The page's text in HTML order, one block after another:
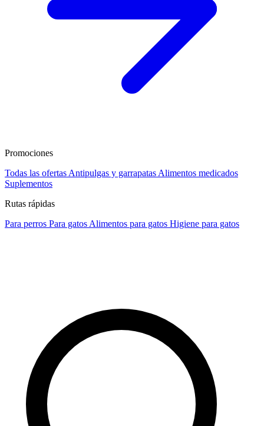
Promociones
Todas las ofertas Antipulgas y garrapatas Alimentos medicados
Suplementos
Rutas rápidas
Para perros Para gatos Alimentos para gatos Higiene para gatos